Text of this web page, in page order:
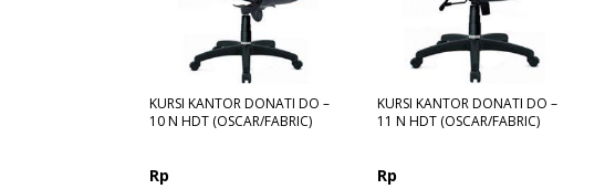
KURSI KANTOR DONATI DO –
10 N HDT (OSCAR/FABRIC)
Rp
KURSI KANTOR DONATI DO –
11 N HDT (OSCAR/FABRIC)
Rp